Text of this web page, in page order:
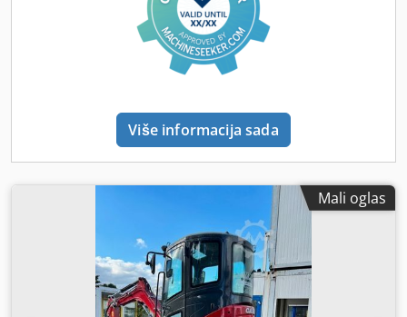
Više informacija sada
Mali oglas